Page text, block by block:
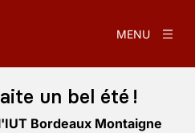
MENU
un bel été !
Bordeaux Montaigne